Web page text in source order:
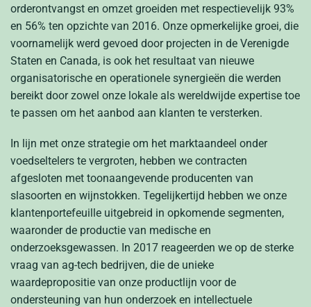
orderontvangst en omzet groeiden met respectievelijk 93%
en 56% ten opzichte van 2016. Onze opmerkelijke groei, die
voornamelijk werd gevoed door projecten in de Verenigde
Staten en Canada, is ook het resultaat van nieuwe
organisatorische en operationele synergieën die werden
bereikt door zowel onze lokale als wereldwijde expertise toe
te passen om het aanbod aan klanten te versterken.
In lijn met onze strategie om het marktaandeel onder
voedseltelers te vergroten, hebben we contracten
afgesloten met toonaangevende producenten van
slasoorten en wijnstokken. Tegelijkertijd hebben we onze
klantenportefeuille uitgebreid in opkomende segmenten,
waaronder de productie van medische en
onderzoeksgewassen. In 2017 reageerden we op de sterke
vraag van ag-tech bedrijven, die de unieke
waardepropositie van onze productlijn voor de
ondersteuning van hun onderzoek en intellectuele